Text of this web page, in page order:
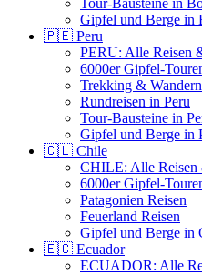
Tour-Bausteine in
Gipfel und Berge in
🇵🇪 Peru
PERU: Alle Reisen
6000er Gipfel-
Trekking &
Rundreisen in Peru
Tour-Bausteine in
Gipfel und Berge in
🇨🇱 Chile
CHILE: Alle Reisen
6000er Gipfel-
Patagonien Reisen
Feuerland Reisen
Gipfel und Berge in
🇪🇨 Ecuador
ECUADOR: Alle